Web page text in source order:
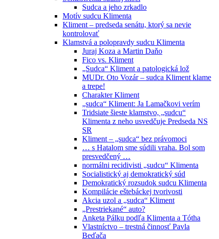
Sudca a jeho zrkadlo
Motív sudcu Klimenta
Kliment – predseda senátu, ktorý sa nevie
kontrolovať
Klamstvá a polopravdy sudcu Klimenta
Juraj Koza a Martin Daňo
Fico vs. Kliment
„Sudca“ Kliment a patologická lož
MUDr. Oto Vozár – sudca Kliment klame
a trepe!
Charakter Kliment
„sudca“ Kliment: Ja Lamačkovi verím
Tridsiate šieste klamstvo, „sudcu“
Klimenta z neho usvedčuje Predseda NS
SR
Kliment – „sudca“ bez právomoci
… s Hatalom sme súdili vraha. Bol som
presvedčený …
normálni recidivisti „sudcu“ Klimenta
Socialistický aj demokratický súd
Demokratický rozsudok sudcu Klimenta
Kompilácie eštebáckej tvorivosti
Akcia uzol a „sudca“ Kliment
„Prestriekané“ auto?
Anketa Pálku podľa Klimenta a Tótha
Vlastníctvo – trestná činnosť Pavla
Beďača